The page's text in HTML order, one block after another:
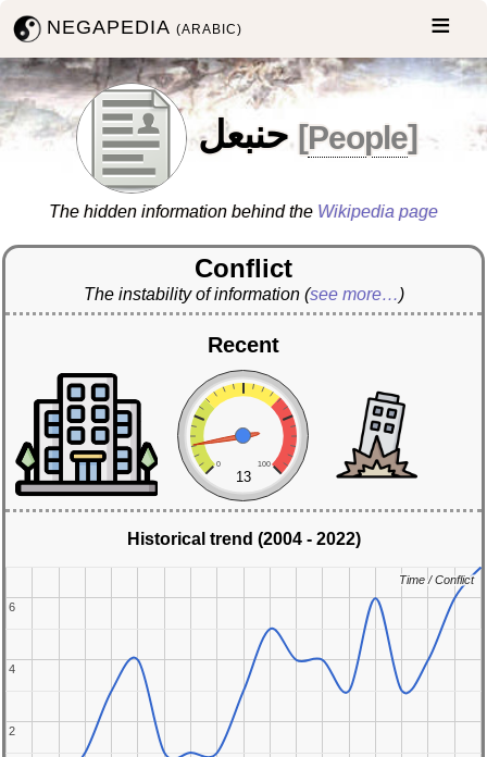
NEGAPEDIA(ARABIC)
حنبعل [People]
The hidden information behind the Wikipedia page
Conflict
The instability of information (see more…)
Recent
0 100
13
Historical trend (2004 - 2022)
2
2
4
4
6
6
Time / Conflict
Time / Conflict